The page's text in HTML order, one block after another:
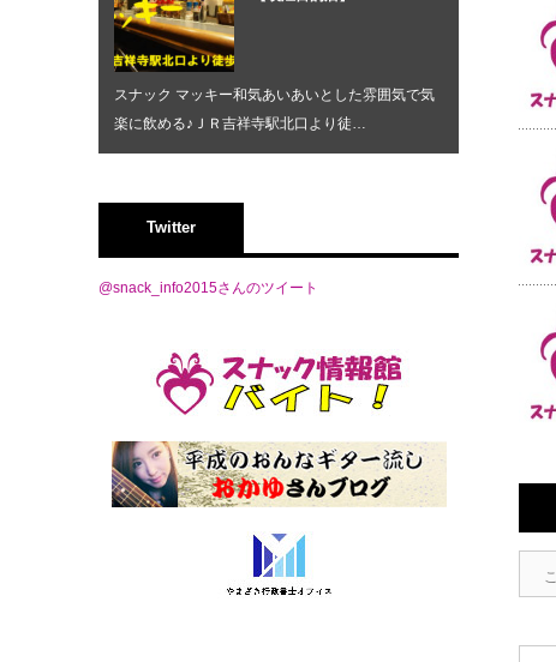
スナック マッキー和気あいあいとした雰囲気で気
楽に飲める♪ＪＲ吉祥寺駅北口より徒…
Twitter
@snack_info2015さんのツイート